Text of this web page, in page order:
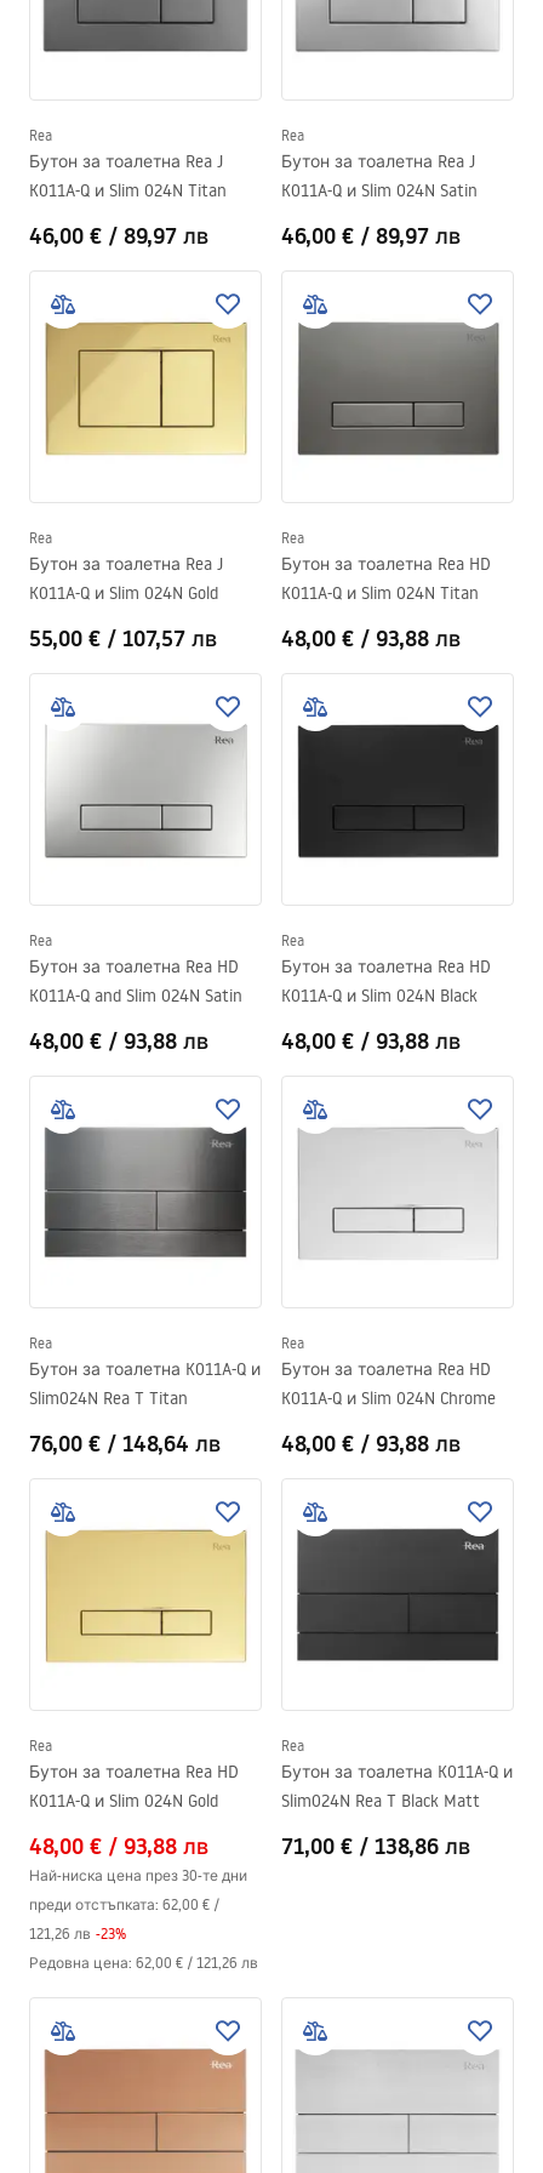
казанчето може да бъде универсален, но винаги трябва
производителя относно параметрите на стелажа и
останалите елементи от системата, за да пасват всички
Rea
Бутон за тоалетна Rea J
K011A-Q и Slim 024N Titan
46,00 € / 89,97 лв
Rea
Бутон за тоалетна Rea J
K011A-Q и Slim 024N Satin
46,00 € / 89,97 лв
Rea
Бутон за тоалетна Rea J
K011A-Q и Slim 024N Gold
55,00 € / 107,57 лв
Rea
Бутон за тоалетна Rea HD
K011A-Q и Slim 024N Titan
48,00 € / 93,88 лв
Rea
Бутон за тоалетна Rea HD
K011A-Q and Slim 024N Satin
48,00 € / 93,88 лв
Rea
Бутон за тоалетна Rea HD
K011A-Q и Slim 024N Black
48,00 € / 93,88 лв
Rea
Бутон за тоалетна K011A-Q и
Slim024N Rea T Titan
76,00 € / 148,64 лв
Rea
Бутон за тоалетна Rea HD
K011A-Q и Slim 024N Chrome
48,00 € / 93,88 лв
Rea
Бутон за тоалетна Rea HD
K011A-Q и Slim 024N Gold
48,00 € / 93,88 лв
Най-ниска цена през 30-те дни
преди отстъпката: 62,00 € /
121,26 лв -23%
Редовна цена: 62,00 € / 121,26 лв
Rea
Бутон за тоалетна K011A-Q и
Slim024N Rea T Black Matt
71,00 € / 138,86 лв